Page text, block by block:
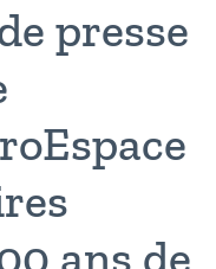
presse
ans de